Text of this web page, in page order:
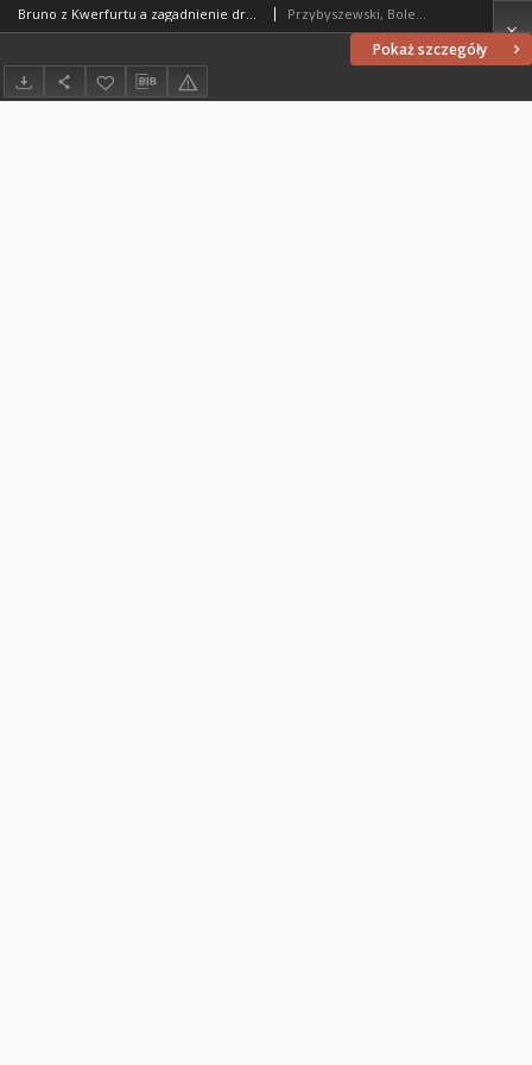
Pokaż szczegóły
Bruno z Kwerfurtu a zagadnienie drugiej metropolii polskiej za czasów Bolesława Chrobrego Przybyszewski, Bolesław (1908-2001)